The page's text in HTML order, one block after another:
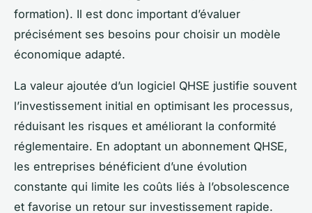
formation). Il est donc important d’évaluer
précisément ses besoins pour choisir un modèle
économique adapté.
La valeur ajoutée d’un logiciel QHSE justifie souvent
l’investissement initial en optimisant les processus,
réduisant les risques et améliorant la conformité
réglementaire. En adoptant un abonnement QHSE,
les entreprises bénéficient d’une évolution
constante qui limite les coûts liés à l’obsolescence
et favorise un retour sur investissement rapide.